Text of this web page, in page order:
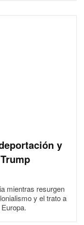
y
mientras resurgen
y el trato a